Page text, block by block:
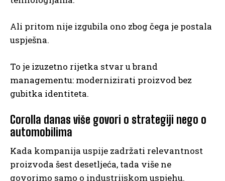
Ali pritom nije izgubila ono zbog čega je postala
uspješna.
To je izuzetno rijetka stvar u brand
managementu: modernizirati proizvod bez
gubitka identiteta.
Corolla danas više govori o strategiji nego o
automobilima
Kada kompanija uspije zadržati relevantnost
proizvoda šest desetljeća, tada više ne
govorimo samo o industrijskom uspjehu.